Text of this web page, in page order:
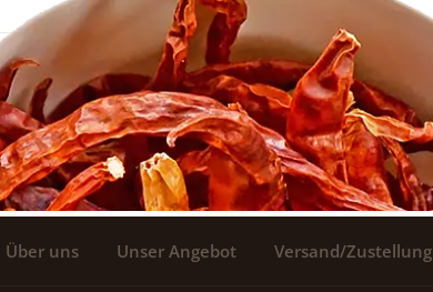
Über uns Unser Angebot Versand/Zustellung